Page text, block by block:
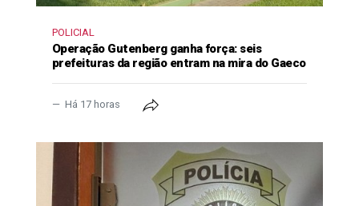
POLICIAL
Operação Gutenberg ganha força: seis
prefeituras da região entram na mira do Gaeco
Há 17 horas